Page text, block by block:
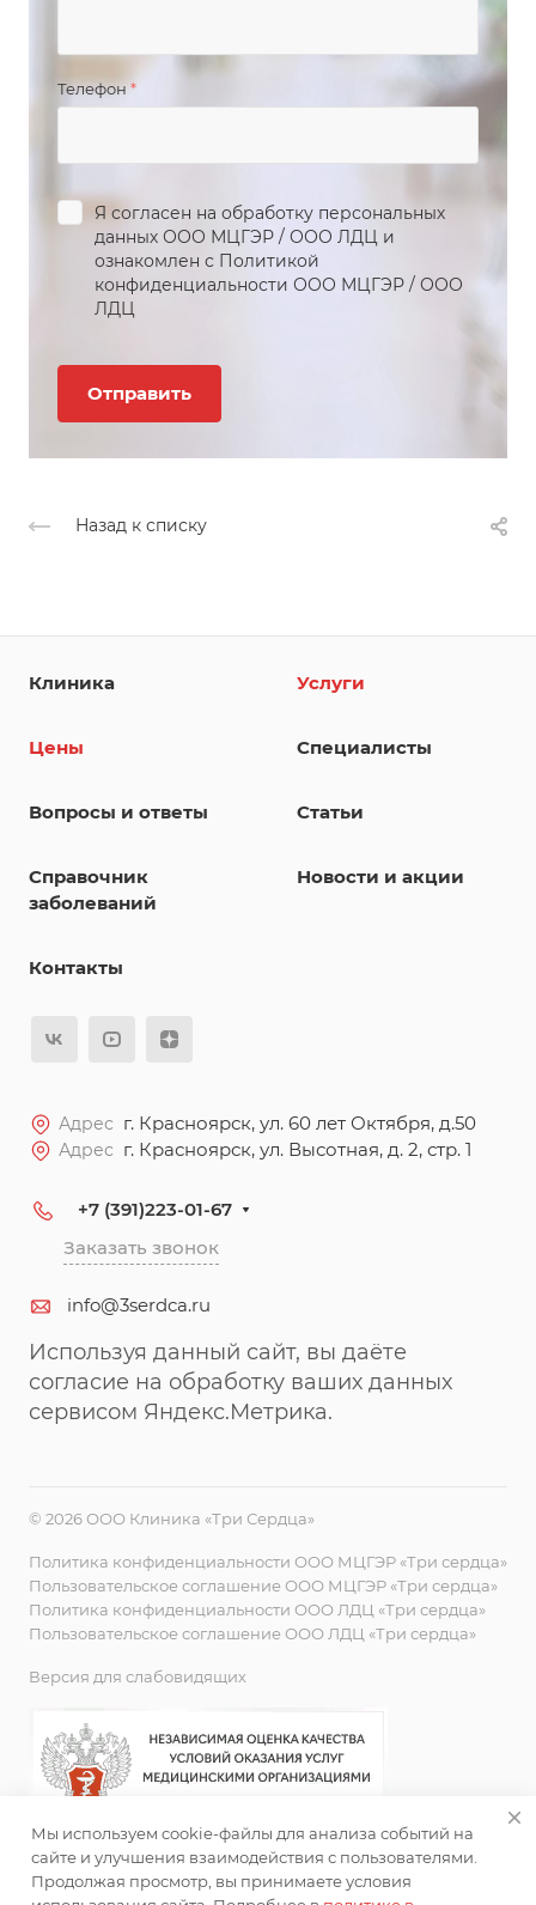
Телефон*
Я согласен на обработку персональных
данных ООО МЦГЭР / ООО ЛДЦ и
ознакомлен с Политикой
конфиденциальности ООО МЦГЭР / ООО
ЛДЦ
Назад к списку
Клиника Услуги
Цены Специалисты
Вопросы и ответы Статьи
Справочник
заболеваний
Новости и акции
Контакты
Адрес г. Красноярск, ул. 60 лет Октября, д.50
Адрес г. Красноярск, ул. Высотная, д. 2, стр. 1
+7 (391)223-01-67
Заказать звонок
info@3serdca.ru
Используя данный сайт, вы даёте
согласие на обработку ваших данных
сервисом Яндекс.Метрика.
© 2026 ООО Клиника «Три Сердца»
Политика конфиденциальности ООО МЦГЭР «Три сердца»
Пользовательское соглашение ООО МЦГЭР «Три сердца»
Политика конфиденциальности ООО ЛДЦ «Три сердца»
Пользовательское соглашение ООО ЛДЦ «Три сердца»
Версия для слабовидящих
Мы используем cookie-файлы для анализа событий на
сайте и улучшения взаимодействия с пользователями.
Продолжая просмотр, вы принимаете условия